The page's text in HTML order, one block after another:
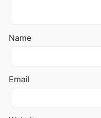
Name
Email